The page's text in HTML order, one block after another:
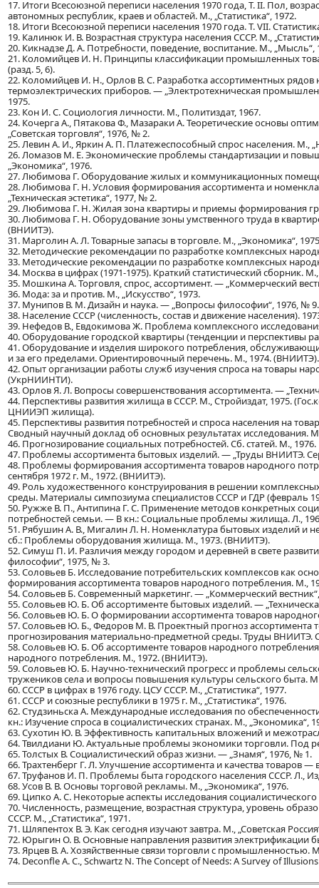
17. Итоги Всесоюзной переписи населения 1970 года, Т. II. Пол,
автономных республик, краев и областей. М., „Статистика“, 1972.
18. Итоги Всесоюзной переписи населения 1970 года. Т. VII.
19. Калинюк И. В. Возрастная структура населения СССР. М.,
20. Кикнадзе Д. А. Потребности, поведение, воспитание. М., „Мысль“,
21. Коломийцев И. Н. Принципы классификации промышленных
(разд. 5, 6).
22. Коломийцев И. Н., Орлов В. С. Разработка ассортиментных
термоэлектрических приборов. — „Электротехническая
1975.
23. Кон И. С. Социология личности. М., Политиздат, 1967.
24. Кочерга А., Пятакова Ф., Мазараки А. Теоретические основы
„Советская торговля“, 1976, № 2.
25. Левин А. И., Яркин А. П. Платежеспособный спрос населения. М.,
26. Ломазов М. Е. Экономические проблемы стандартизации и
„Экономика“, 1976.
27. Любимова Г. Оборудование жилых и коммуникационных
28. Любимова Г. Н. Условия формирования ассортимента и
„Техническая эстетика“, 1977, № 2.
29. Любимова Г. Н. Жилая зона квартиры и приемы формирования
30. Любимова Г. Н. Оборудование зоны умственного труда в
(ВНИИТЭ).
31. Марголин А. Л. Товарные запасы в торговле. М., „Экономика“,
32. Методические рекомендации по разработке комплексных
33. Методические рекомендации по разработке комплексных
34. Москва в цифрах (1971-1975). Краткий статистический сборник. М.,
35. Мошкина А. Торговля, спрос, ассортимент. — „Коммерческий
36. Мода: за и против. М., „Искусство“, 1973.
37. Мунипов В. М. Дизайн и наука. — „Вопросы философии“, 1976, № 9.
38. Население СССР (численность, состав и движение населения).
39. Нефедов В., Евдокимова Ж. Проблема комплексного
40. Оборудование городской квартиры (тенденции и перспективы
41. Оборудование и изделия широкого потребления,
и за его пределами. Ориентировочный перечень. М., 1974. (ВНИИТЭ).
42. Опыт организации работы служб изучения спроса на товары
(УкрНИИНТИ).
43. Орлов Я. Л. Вопросы совершенствования ассортимента. —
44. Перспективы развития жилища в СССР. М., Стройиздат, 1975.
ЦНИИЭП жилища).
45. Перспективы развития потребностей и спроса населения на
Сводный научный доклад об основных результатах исследования.
46. Прогнозирование социальных потребностей. Сб. статей. М., 1976.
47. Проблемы ассортимента бытовых изделий. — „Труды ВНИИТЭ.
48. Проблемы формирования ассортимента товаров народного
сентября 1972 г. М., 1972. (ВНИИТЭ).
49. Роль художественного конструирования в решении
среды. Материалы симпозиума специалистов СССР и ГДР (февраль
50. Ружже В. П., Антипина Г. С. Применение методов конкретных
потребностей семьи. — В кн.: Социальные проблемы жилища. Л.,
51. Рябушин А. В., Мигалин Л. Н. Номенклатура бытовых изделий и
сб.: Проблемы оборудования жилища. М., 1973. (ВНИИТЭ).
52. Симуш П. И. Различия между городом и деревней в свете
философии“, 1975, № 3.
53. Соловьев Б. Исследование потребительских комплексов как
формирования ассортимента товаров народного потребления. М.,
54. Соловьев Б. Современный маркетинг. — „Коммерческий
55. Соловьев Ю. Б. Об ассортименте бытовых изделий. —
56. Соловьев Ю. Б. О формировании ассортимента товаров
57. Соловьев Ю. Б., Федоров М. В. Проектный прогноз
прогнозирования материально-предметной среды. Труды ВНИИТЭ.
58. Соловьев Ю. Б. Об ассортименте товаров народного
народного потребления. М., 1972. (ВНИИТЭ).
59. Соловьев Ю. Б. Научно-технический прогресс и проблемы
тружеников села и вопросы повышения культуры сельского быта.
60. СССР в цифрах в 1976 году. ЦСУ СССР. М., „Статистика“, 1977.
61. СССР и союзные республики в 1975 г. М., „Статистика“, 1976.
62. Студзиньска А. Международные исследования по
кн.: Изучение спроса в социалистических странах. М., „Экономика“,
63. Сухотин Ю. В. Эффективность капитальных вложений и
64. Твилдиани Ю. Актуальные проблемы экономики торговли. Под
65. Толстых В. Социалистический образ жизни. — „Знамя“, 1976, № 1.
66. Трахтенберг Г. Л. Улучшение ассортимента и качества товаров
67. Труфанов И. П. Проблемы быта городского населения СССР. Л.,
68. Усов В. В. Основы торговой рекламы. М., „Экономика“, 1976.
69. Ципко А. С. Некоторые аспекты исследования
70. Численность, размещение, возрастная структура, уровень
СССР. М., „Статистика“, 1971.
71. Шляпентох В. Э. Как сегодня изучают завтра. М., „Советская
72. Юрыгин О. В. Основные направления развития электрификации
73. Ярцев В. А. Хозяйственные связи торговли с промышленностью.
74. Deconfle А. С., Schwartz N. The Concept of Needs: A Survey of